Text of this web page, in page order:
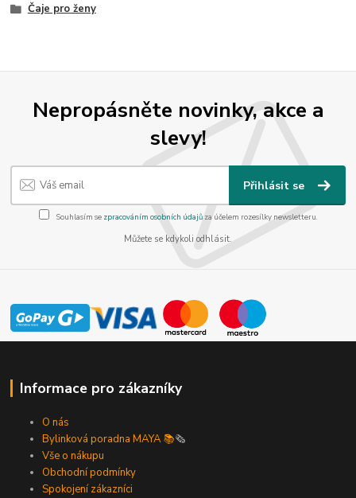
Čaje pro ženy
Nepropásněte novinky, akce a
slevy!
Přihlásit se
Souhlasím se zpracováním osobních údajůza účelem rozesílky newsletteru.
Můžete se kdykoli odhlásit.
Informace pro zákazníky
O nás
Bylinková poradna MAYA 📚🗞️
Vše o nákupu
Obchodní podmínky
Spokojení zákazníci